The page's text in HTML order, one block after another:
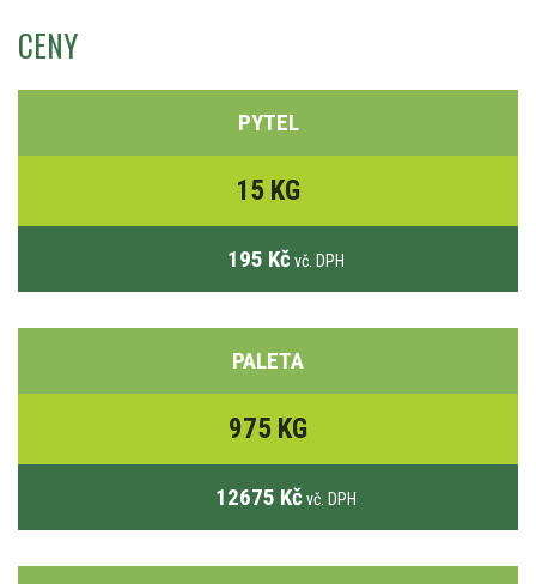
CENY
PYTEL
15 KG
195 Kč vč. DPH
PALETA
975 KG
12675 Kč vč. DPH